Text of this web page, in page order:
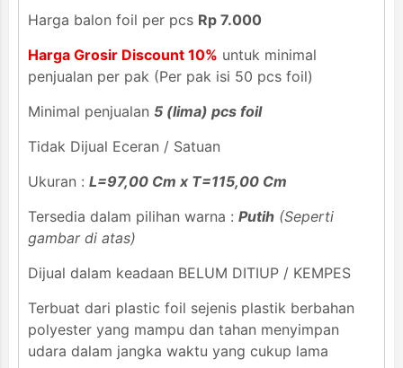
Harga balon foil per pcs Rp 7.000
Harga Grosir Discount 10% untuk minimal
penjualan per pak (Per pak isi 50 pcs foil)
Minimal penjualan 5 (lima) pcs foil
Tidak Dijual Eceran / Satuan
Ukuran : L=97,00 Cm x T=115,00 Cm
Tersedia dalam pilihan warna : Putih (Seperti
gambar di atas)
Dijual dalam keadaan BELUM DITIUP / KEMPES
Terbuat dari plastic foil sejenis plastik berbahan
polyester yang mampu dan tahan menyimpan
udara dalam jangka waktu yang cukup lama